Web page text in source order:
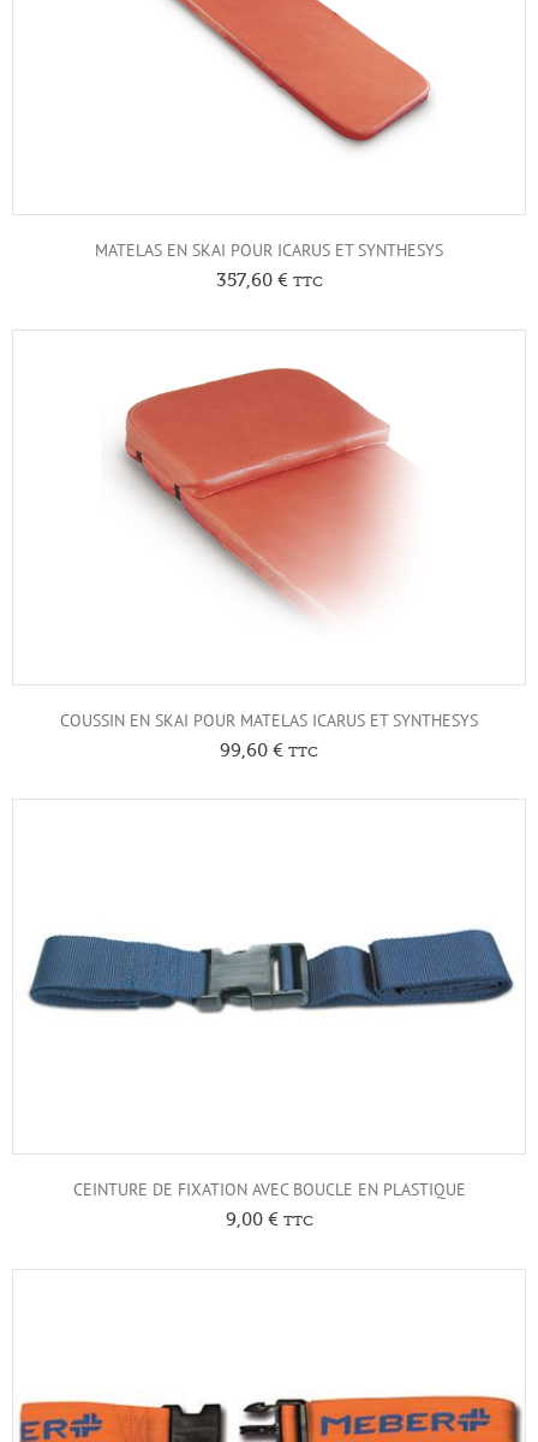
MATELAS EN SKAI POUR ICARUS ET SYNTHESYS
357,60 € TTC
COUSSIN EN SKAI POUR MATELAS ICARUS ET SYNTHESYS
99,60 € TTC
CEINTURE DE FIXATION AVEC BOUCLE EN PLASTIQUE
9,00 € TTC